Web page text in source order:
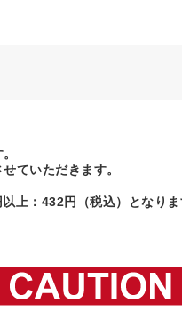
ていただきます。
上：432円（税込）となりま